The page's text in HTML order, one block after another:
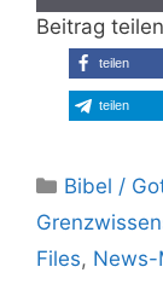
Beitrag teilen
teilen
teilen
Bibel /
Files, News-